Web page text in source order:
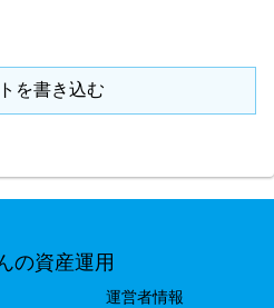
を書き込む
の資産運用
運営者情報